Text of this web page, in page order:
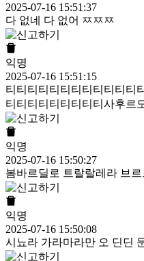
2025-07-16 15:51:37
다 없네 다 없어 ㅉㅉㅉ
익명
2025-07-16 15:51:15
티티티티티티티티티티티티
티티티티티티티티티사후르
익명
2025-07-16 15:50:27
봄바르딜로 트랄랄레라 브르
익명
2025-07-16 15:50:08
시뇨라 가라마라만 오 딘딘